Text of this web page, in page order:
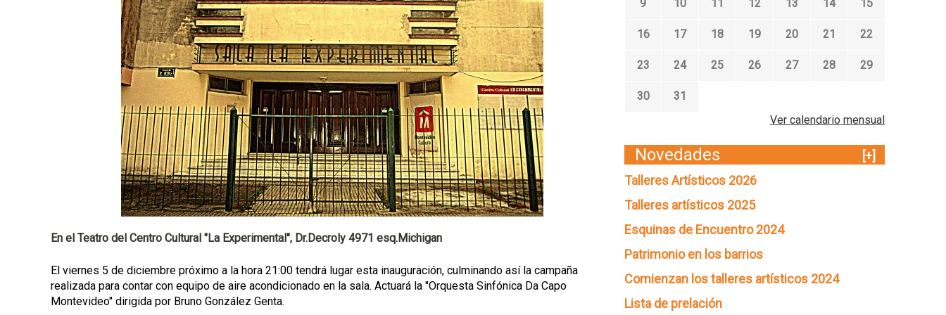
En el Teatro del Centro Cultural "La Experimental", Dr.Decroly 4971 esq.Michigan
El viernes 5 de diciembre próximo a la hora 21:00 tendrá lugar esta inauguración, culminando así la campaña
realizada para contar con equipo de aire acondicionado en la sala. Actuará la "Orquesta Sinfónica Da Capo
Montevideo" dirigida por Bruno González Genta.
9 10 11 12 13 14 15
16 17 18 19 20 21 22
23 24 25 26 27 28 29
30
31
Ver calendario mensual
Novedades
[+]
Talleres Artísticos 2026
Talleres artísticos 2025
Esquinas de Encuentro 2024
Patrimonio en los barrios
Comienzan los talleres artísticos 2024
Lista de prelación